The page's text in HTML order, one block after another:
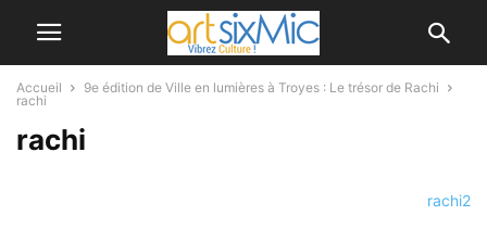
Accueil
9e édition de Ville en lumières à Troyes : Le trésor de Rachi
rachi
rachi
rachi2